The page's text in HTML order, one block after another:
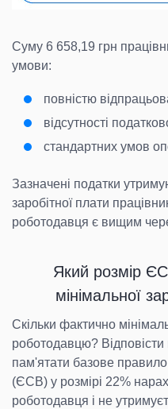
Суму 6 658,19 грн
умови:
повністю
відсутності
стандартних умов
Зазначені податки
заробітної плати
роботодавця є вищим
Який розмір
мінімальної
Скільки фактично
роботодавцю?
пам'ятати базове
(ЄСВ) у розмірі 22%
роботодавця і не